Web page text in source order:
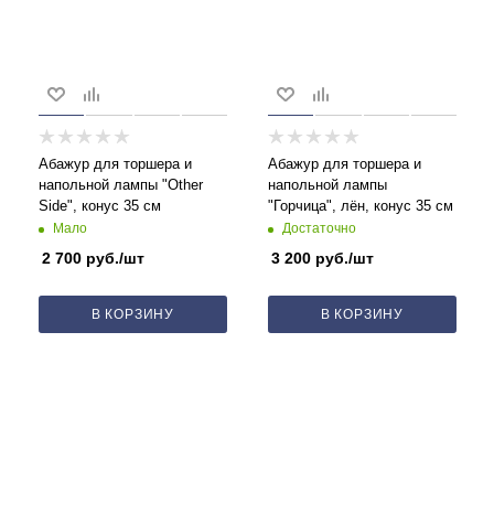
Абажур для торшера и
напольной лампы "Other
Side", конус 35 см
Мало
2 700 руб./шт
В КОРЗИНУ
Абажур для торшера и
напольной лампы
"Горчица", лён, конус 35 см
Достаточно
3 200 руб./шт
В КОРЗИНУ